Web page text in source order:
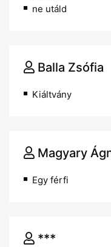
ne utáld
Balla Zsófia
Kiáltvány
Magyary
Egy férfi
***